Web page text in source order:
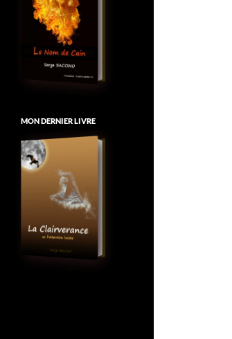
MON DERNIER LIVRE